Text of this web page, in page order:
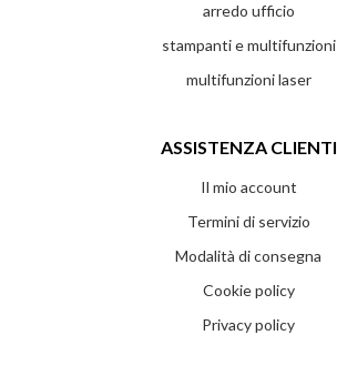
arredo ufficio
stampanti e multifunzioni
multifunzioni laser
ASSISTENZA CLIENTI
Il mio account
Termini di servizio
Modalità di consegna
Cookie policy
Privacy policy